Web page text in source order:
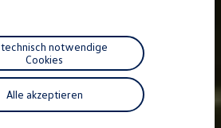
und Ladekabel
für Ihr Modell finden
Apps, Login und Shop
Fahrzeug verbinden
Alle akzeptieren
notwendige
Cookies